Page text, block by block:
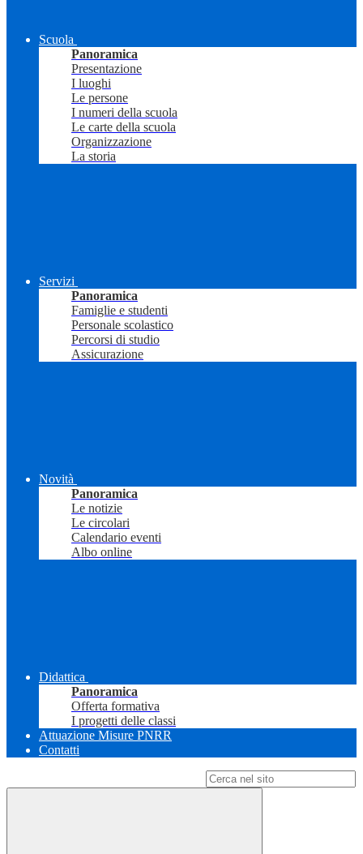
Scuola
Panoramica
Presentazione
I luoghi
Le persone
I numeri della scuola
Le carte della scuola
Organizzazione
La storia
Servizi
Panoramica
Famiglie e studenti
Personale scolastico
Percorsi di studio
Assicurazione
Novità
Panoramica
Le notizie
Le circolari
Calendario eventi
Albo online
Didattica
Panoramica
Offerta formativa
I progetti delle classi
Attuazione Misure PNRR
Contatti